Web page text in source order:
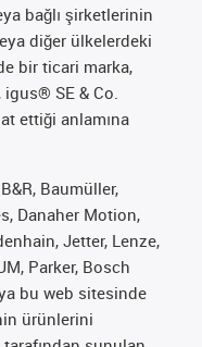
bağlı şirketlerinin
diğer ülkelerdeki
bir ticari marka,
SE & Co.
ettiği anlamına
Baumüller,
Danaher Motion,
Jetter, Lenze,
Parker, Bosch
bu web sitesinde
ürünlerini